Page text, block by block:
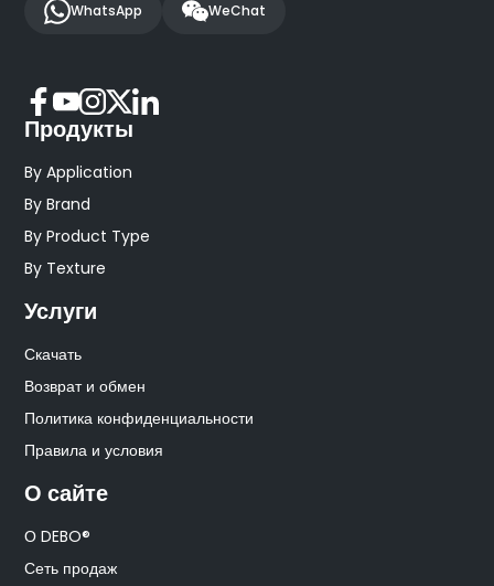
WhatsApp WeChat
Продукты
By Application
By Brand
By Product Type
By Texture
Услуги
Скачать
Возврат и обмен
Политика конфиденциальности
Правила и условия
О сайте
О DEBO®
Сеть продаж